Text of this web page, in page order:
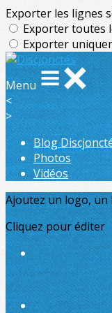
Exporter les lignes
Exporter toutes
Exporter
Menu
<
>
Blog
Photos
Vidéos
Ajoutez un logo, un
Cliquez pour éditer